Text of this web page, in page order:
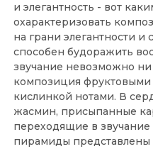
и элегантность - вот
охарактеризовать
на грани элегантности и
способен будоражить
звучание невозможно ни
композиция
кислинкой нотами. В
жасмин, присыпанные
переходящие в звучание
пирамиды